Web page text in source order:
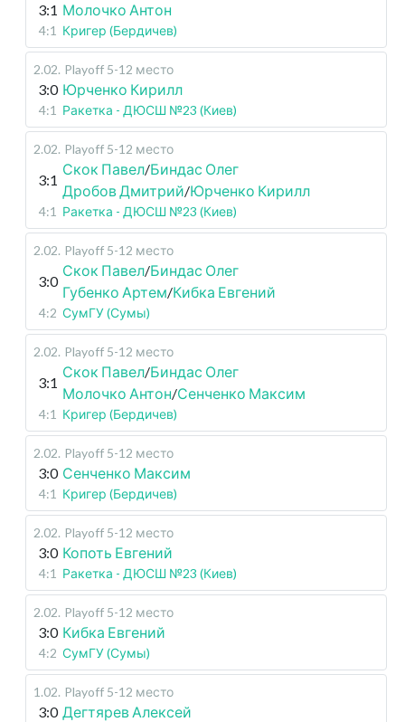
3:1 Молочко Антон
4:1 Кригер (Бердичев)
2.02. Playoff 5-12 место
3:0 Юрченко Кирилл
4:1 Ракетка - ДЮСШ №23 (Киев)
2.02. Playoff 5-12 место
3:1
Скок Павел/Биндас Олег
Дробов Дмитрий/Юрченко Кирилл
4:1 Ракетка - ДЮСШ №23 (Киев)
2.02. Playoff 5-12 место
3:0
Скок Павел/Биндас Олег
Губенко Артем/Кибка Евгений
4:2 СумГУ (Сумы)
2.02. Playoff 5-12 место
3:1
Скок Павел/Биндас Олег
Молочко Антон/Сенченко Максим
4:1 Кригер (Бердичев)
2.02. Playoff 5-12 место
3:0 Сенченко Максим
4:1 Кригер (Бердичев)
2.02. Playoff 5-12 место
3:0 Копоть Евгений
4:1 Ракетка - ДЮСШ №23 (Киев)
2.02. Playoff 5-12 место
3:0 Кибка Евгений
4:2 СумГУ (Сумы)
1.02. Playoff 5-12 место
3:0 Дегтярев Алексей